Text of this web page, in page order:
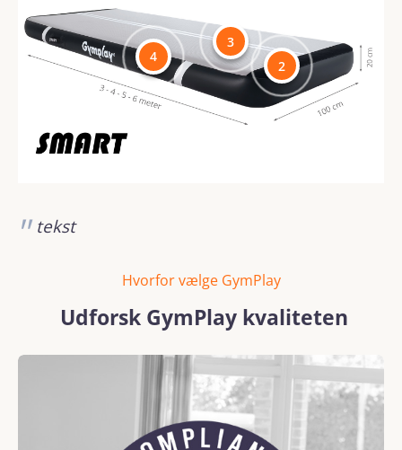
2
3
4
tekst
Hvorfor vælge GymPlay
Udforsk GymPlay kvaliteten
Skip image gallery
REACH